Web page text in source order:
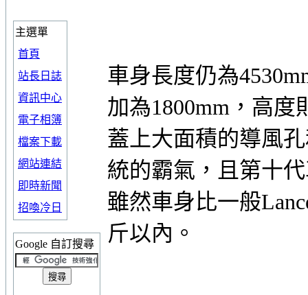
主選單
首頁
站長日誌
資訊中心
電子相簿
檔案下載
網站連結
即時新聞
招喚冷日
Google 自訂搜尋
車身長度仍為
加為1800mm，高度
蓋上大面積的導風
統的霸氣，且第十
雖然車身比一般
斤以內。